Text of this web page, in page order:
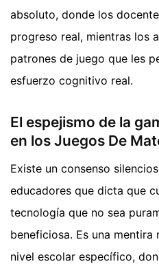
absoluto, donde los
progreso real, mientras los
patrones de juego que les
esfuerzo cognitivo real.
El espejismo de la
en los Juegos De
Existe un consenso
educadores que dicta que
tecnología que no sea
beneficiosa. Es una
nivel escolar específico,